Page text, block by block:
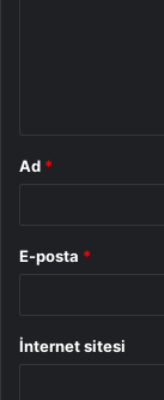
Ad *
E-posta *
İnternet sitesi